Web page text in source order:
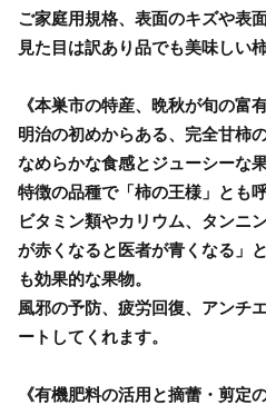
ご家庭用規格、表面のキズや表
見た目は訳あり品でも美味しい
《本巣市の特産、晩秋が旬の富有
明治の初めからある、完全甘柿
なめらかな食感とジューシーな
特徴の品種で「柿の王様」とも
ビタミン類やカリウム、タンニ
が赤くなると医者が青くなる」
も効果的な果物。
風邪の予防、疲労回復、アンチ
ートしてくれます。
《有機肥料の活用と摘蕾・剪定